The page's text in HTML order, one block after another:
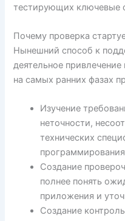
тестирующих ключевые
Почему проверка
Нынешний способ к
деятельное
на самых ранних фазах
Изучение
неточности,
технических
Создание
полнее понять
приложения и
Создание